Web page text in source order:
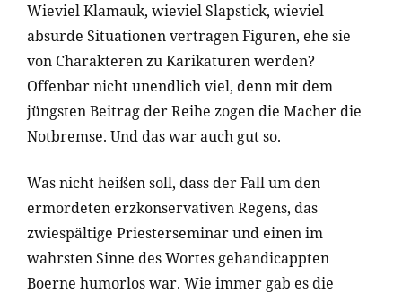
Wieviel Klamauk, wieviel Slapstick, wieviel
absurde Situationen vertragen Figuren, ehe sie
von Charakteren zu Karikaturen werden?
Offenbar nicht unendlich viel, denn mit dem
jüngsten Beitrag der Reihe zogen die Macher die
Notbremse. Und das war auch gut so.
Was nicht heißen soll, dass der Fall um den
ermordeten erzkonservativen Regens, das
zwiespältige Priesterseminar und einen im
wahrsten Sinne des Wortes gehandicappten
Boerne humorlos war. Wie immer gab es die